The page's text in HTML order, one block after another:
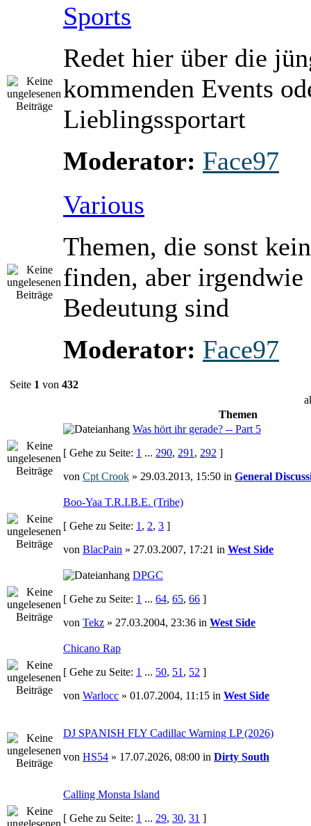
Sports
Redet hier über die
kommenden Events
Lieblingssportart
Moderator: Face97
Various
Themen, die sonst
finden, aber irgendwie
Bedeutung sind
Moderator: Face97
Seite 1 von 432
Themen
Was hört ihr gerade? -- Part 5
[ Gehe zu Seite: 1 ... 290, 291 , 292 ]
von Cpt Crook » 29.03.2013, 15:50 in General
Boo-Yaa T.R.I.B.E. (Tribe)
[ Gehe zu Seite: 1 , 2, 3 ]
von BlacPain » 27.03.2007, 17:21 in West Side
DPGC
[ Gehe zu Seite: 1 ... 64, 65, 66 ]
von Tekz » 27.03.2004, 23:36 in West Side
Chicano Rap
[ Gehe zu Seite: 1 ... 50, 51 , 52 ]
von Warlocc » 01.07.2004, 11:15 in West Side
DJ SPANISH FLY Cadillac Warning LP (2026)
von HS54 » 17.07.2026, 08:00 in Dirty South
Calling Monsta Island
[ Gehe zu Seite: 1 ... 29, 30, 31 ]